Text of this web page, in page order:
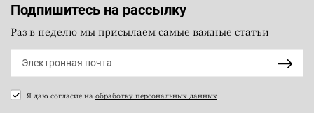
Подпишитесь на рассылку
Раз в неделю мы присылаем самые важные статьи
Я даю согласие на обработку персональных данных